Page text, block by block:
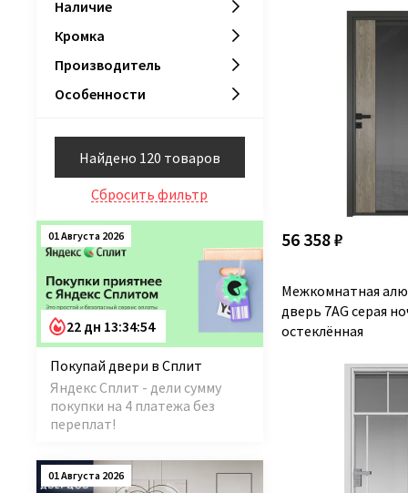
56 358 ₽
Межкомнатная
дверь 7AG серая
остеклённая
Наличие
Кромка
Производитель
Особенности
Найдено 120 товаров
Сбросить фильтр
01 Августа 2026
22 дн 13:34:53
Покупай двери в Сплит
Яндекс Сплит - дели сумму
покупки на 4 платежа без
переплат!
01 Августа 2026